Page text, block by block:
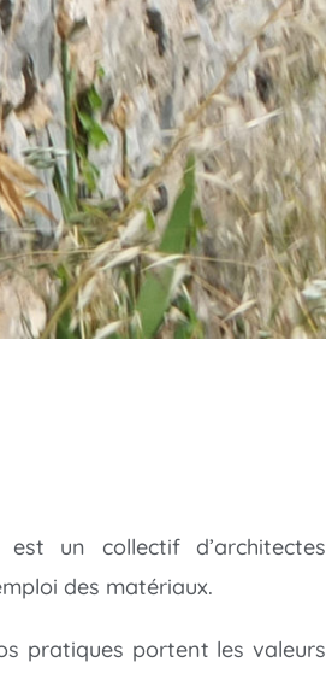
est un collectif d’architectes
des matériaux.
pratiques portent les valeurs